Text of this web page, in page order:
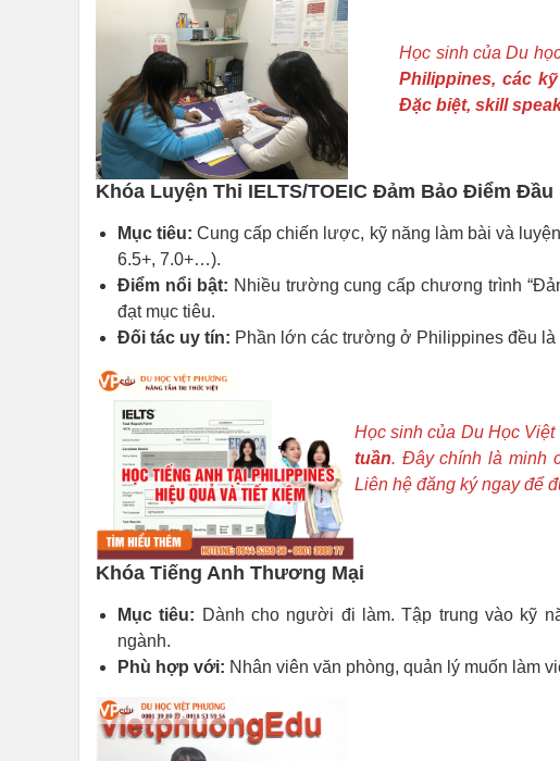
Học sinh của Du
Philippines, các
Đặc biệt, skill
Khóa Luyện Thi IELTS/TOEIC Đảm Bảo Điểm Đầu
Mục tiêu: Cung cấp chiến lược, kỹ năng làm bài và
6.5+, 7.0+…).
Điểm nổi bật: Nhiều trường cung cấp chương trình
đạt mục tiêu.
Đối tác uy tín: Phần lớn các trường ở Philippines đều là
Học sinh của Du Học
tuần. Đây chính là minh
Liên hệ đăng ký ngay để
Khóa Tiếng Anh Thương Mại
Mục tiêu: Dành cho người đi làm. Tập trung vào kỹ
ngành.
Phù hợp với: Nhân viên văn phòng, quản lý muốn làm